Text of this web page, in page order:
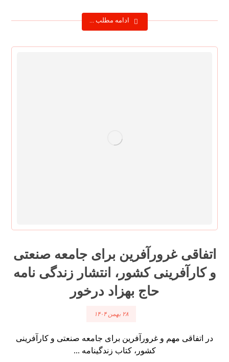
ادامه مطلب ...
اتفاقی غرورآفرین برای جامعه صنعتی
و کارآفرینی کشور، انتشار زندگی نامه
حاج بهزاد درخور
۲۸ بهمن ۱۴۰۴
در اتفاقی مهم و غرورآفرین برای جامعه صنعتی و کارآفرینی
کشور، کتاب زندگینامه ...